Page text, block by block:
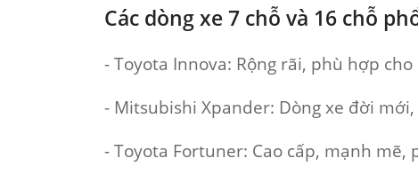
Các dòng xe 7 chỗ và 16 chỗ
- Toyota Innova: Rộng rãi, phù hợp
- Mitsubishi Xpander: Dòng xe đời
- Toyota Fortuner: Cao cấp, mạnh mẽ,